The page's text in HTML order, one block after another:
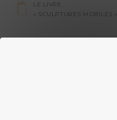
LE LIVRE
« SCULPTURES MOBILES »